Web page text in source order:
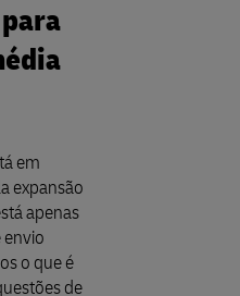
em
expansão
apenas
o que é
de